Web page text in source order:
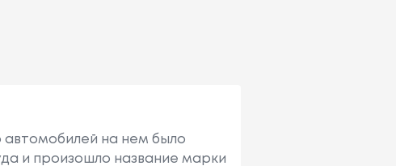
автомобилей на нем было
и произошло название марки